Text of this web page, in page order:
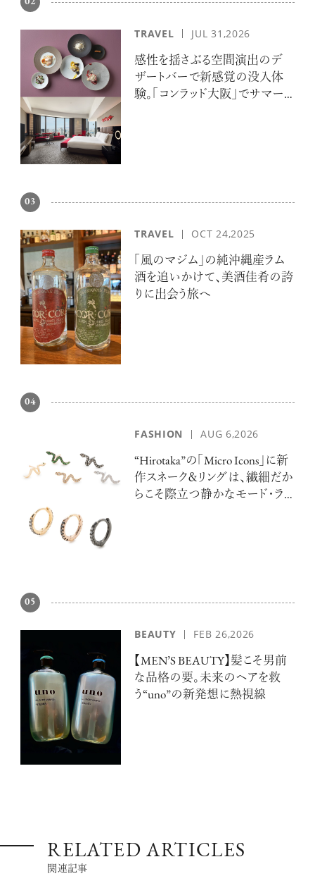
TRAVEL JUL 31,2026
感性を揺さぶる空間演出のデ
ザートバーで新感覚の没入体
験。「コンラッド大阪」でサマー
03
TRAVEL OCT 24,2025
「風のマジム」の純沖縄産ラム
酒を追いかけて、美酒佳肴の誇
りに出会う旅へ
04
FASHION AUG 6,2026
“Hirotaka”の「Micro Icons」に新
作スネーク＆リングは、繊細だか
らこそ際立つ静かなモード・ラ
05
BEAUTY FEB 26,2026
【MEN’S BEAUTY】髪こそ男前
な品格の要。未来のヘアを救
う“uno”の新発想に熱視線
RELATED ARTICLES
関連記事